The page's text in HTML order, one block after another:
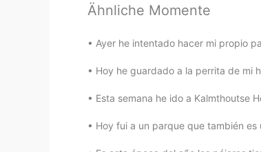
🥰
ES EN
Ähnliche Momente
Ayer he intentado hacer mi propio
Hoy he guardado a la perrita de mi
Esta semana he ido a Kalmthoutse
Hoy fui a un parque que también es